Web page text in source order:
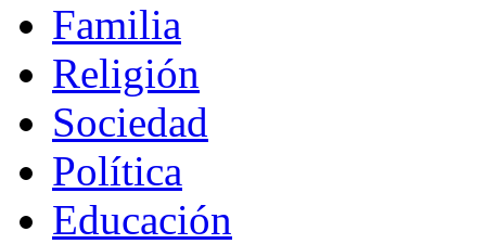
Familia
Religión
Sociedad
Política
Educación